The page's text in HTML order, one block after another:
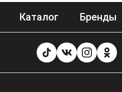
Каталог Бренды